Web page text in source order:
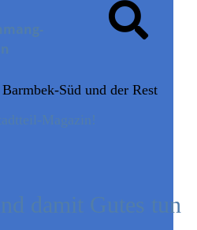
Süd und der Rest
Magazin!
damit Gutes tun